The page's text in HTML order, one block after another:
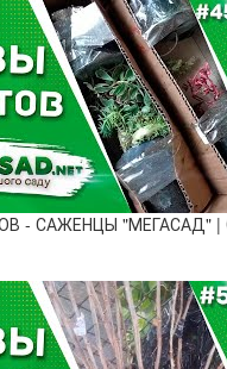
- САЖЕНЦЫ "МЕГАСАД" |